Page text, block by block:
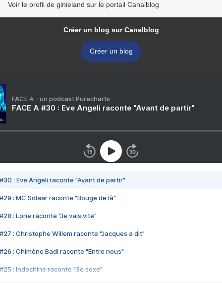
Voir le profil de ginieland sur le portail Canalblog
Créer un blog sur Canalblog
Créer un blog
FACE A - un podcast Purecharts
FACE A #30 : Eve Angeli raconte "Avant de partir"
#30 : Eve Angeli raconte "Avant de partir"
#29 : MC Solaar raconte "Bouge de là"
#28 : Lorie raconte "Je vais vite"
#27 : Christophe Willem raconte "Jacques a dit"
#26 : Chimène Badi raconte "Entre nous"
#25 : Indochine raconte "3e sexe"